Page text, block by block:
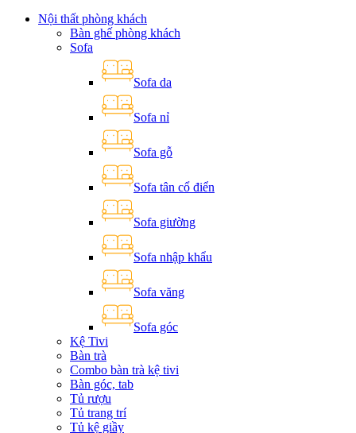
Nội thất phòng khách
Bàn ghế phòng khách
Sofa
Sofa da
Sofa nỉ
Sofa gỗ
Sofa tân cổ điển
Sofa giường
Sofa nhập khẩu
Sofa văng
Sofa góc
Kệ Tivi
Bàn trà
Combo bàn trà kệ tivi
Bàn góc, tab
Tủ rượu
Tủ trang trí
Tủ kệ giầy